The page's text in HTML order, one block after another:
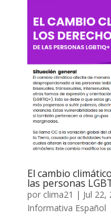
El cambio
las personas
por clima21 | Jul 22,
Informativa Español